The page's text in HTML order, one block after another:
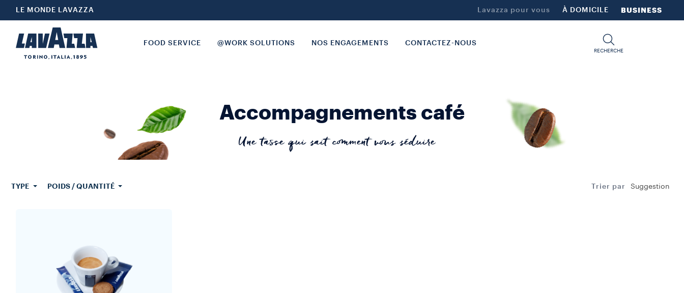
LE MONDE LAVAZZA Lavazza pour vous À DOMICILE BUSINESS
FOOD SERVICE @WORK SOLUTIONS NOS ENGAGEMENTS CONTACTEZ-NOUS
RECHERCHE
Accompagnements café​
Une tasse qui sait comment vous séduire
TYPE POIDS / QUANTITÉ Trier par
Suggestion